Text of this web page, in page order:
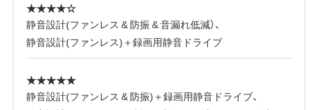
★★★★☆
静音設計(ファンレス & 防振 & 音漏れ低減）、
静音設計(ファンレス)＋録画用静音ドライブ
★★★★★
静音設計(ファンレス & 防振)＋録画用静音ドライブ、